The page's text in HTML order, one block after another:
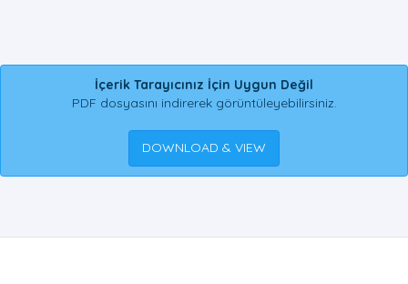
İçerik Tarayıcınız İçin Uygun Değil
PDF dosyasını indirerek görüntüleyebilirsiniz.
DOWNLOAD & VIEW